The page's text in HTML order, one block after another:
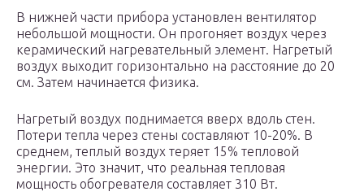
В нижней части прибора установлен вентилятор
небольшой мощности. Он прогоняет воздух через
керамический нагревательный элемент. Нагретый
воздух выходит горизонтально на расстояние до 20
см. Затем начинается физика.
Нагретый воздух поднимается вверх вдоль стен.
Потери тепла через стены составляют 10-20%. В
среднем, теплый воздух теряет 15% тепловой
энергии. Это значит, что реальная тепловая
мощность обогревателя составляет 310 Вт.